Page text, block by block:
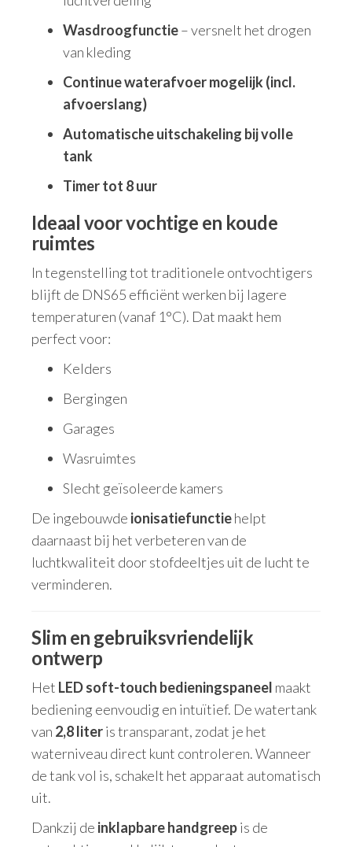
Wasdroogfunctie– versnelt het drogen
van kleding
Continue waterafvoer mogelijk (incl.
afvoerslang)
Automatische uitschakeling bij volle
tank
Timer tot 8 uur
Ideaal voor vochtige en koude
ruimtes
In tegenstelling tot traditionele ontvochtigers
blijft de DNS65 efficiënt werken bij lagere
temperaturen (vanaf 1°C). Dat maakt hem
perfect voor:
Kelders
Bergingen
Garages
Wasruimtes
Slecht geïsoleerde kamers
De ingebouwde ionisatiefunctiehelpt
daarnaast bij het verbeteren van de
luchtkwaliteit door stofdeeltjes uit de lucht te
verminderen.
Slim en gebruiksvriendelijk
ontwerp
Het LED soft-touch bedieningspaneel maakt
bediening eenvoudig en intuïtief. De watertank
van 2,8 literis transparant, zodat je het
waterniveau direct kunt controleren. Wanneer
de tank vol is, schakelt het apparaat automatisch
uit.
Dankzij de inklapbare handgreepis de